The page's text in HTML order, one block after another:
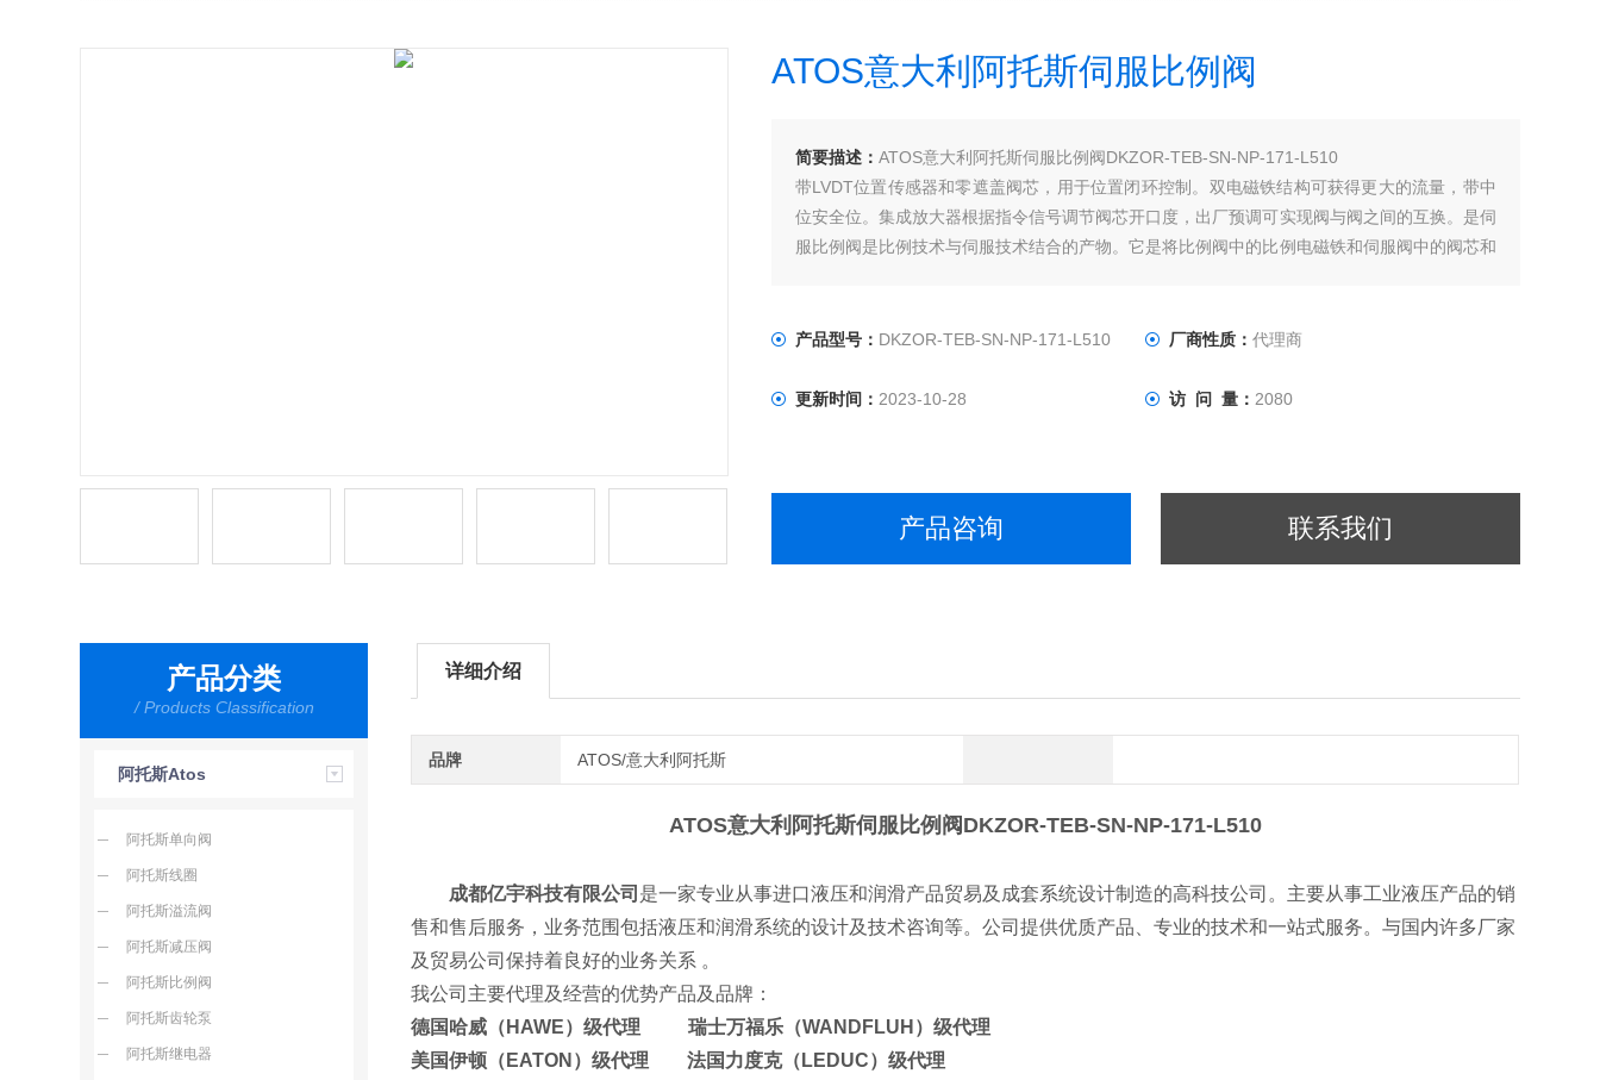
ATOS意大利阿托斯伺服比例阀
简要描述： ATOS意大利阿托斯伺服比例阀DKZOR-TEB-SN-NP-171-L510
带LVDT位置传感器和零遮盖阀芯，用于位置闭环控制。双电磁铁结构可获得更大的流量，带中
位安全位。集成放大器根据指令信号调节阀芯开口度，出厂预调可实现阀与阀之间的互换。是伺
服比例阀是比例技术与伺服技术结合的产物。它是将比例阀中的比例电磁铁和伺服阀中的阀芯和
产品型号： DKZOR-TEB-SN-NP-171-L510 厂商性质：代理商
更新时间： 2023-10-28 访 问 量： 2080
产品咨询 联系我们
产品分类
/ Products Classification
阿托斯Atos
阿托斯单向阀
阿托斯线圈
阿托斯溢流阀
阿托斯减压阀
阿托斯比例阀
阿托斯齿轮泵
阿托斯继电器
详细介绍
品牌 ATOS/意大利阿托斯
ATOS意大利阿托斯伺服比例阀 DKZOR-TEB-SN-NP-171-L510
成都亿宇科技有限公司 是一家专业从事进口液压和润滑产品贸易及成套系统设计制造的高科技公司。主要从事工业液压产品的销
售和售后服务，业务范围包括液压和润滑系统的设计及技术咨询等。公司提供优质产品、专业的技术和一站式服务。与国内许多厂家
及贸易公司保持着良好的业务关系 。
我公司主要代理及经营的优势产品及品牌：
德国哈威（HAWE）级代理 瑞士万福乐（WANDFLUH）级代理
美国伊顿（EATON）级代理 法国力度克（LEDUC）级代理